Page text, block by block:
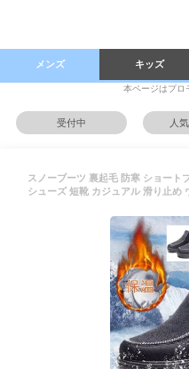
メンズ キッズ
本ページはプロ
受付中 人
スノーブーツ 裏起毛 防寒 ショート
シューズ 短靴 カジュアル 滑り止め